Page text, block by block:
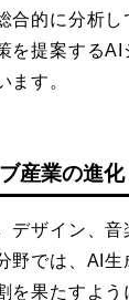
合的に分析し
を提案する
ます。
産業の進化
デザイン、
野では、AI生
を果たすよ